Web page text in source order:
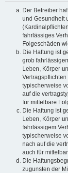
Der Betreiber
und Gesundheit
fahrlässiges
Folgeschäden
Die Haftung ist
grob
Leben, Körper
typischerweise
auf die
für mittelbare
Die Haftung ist
Leben, Körper
fahrlässigem
typischerweise
nach auf die
auch für
Die
zugunsten der